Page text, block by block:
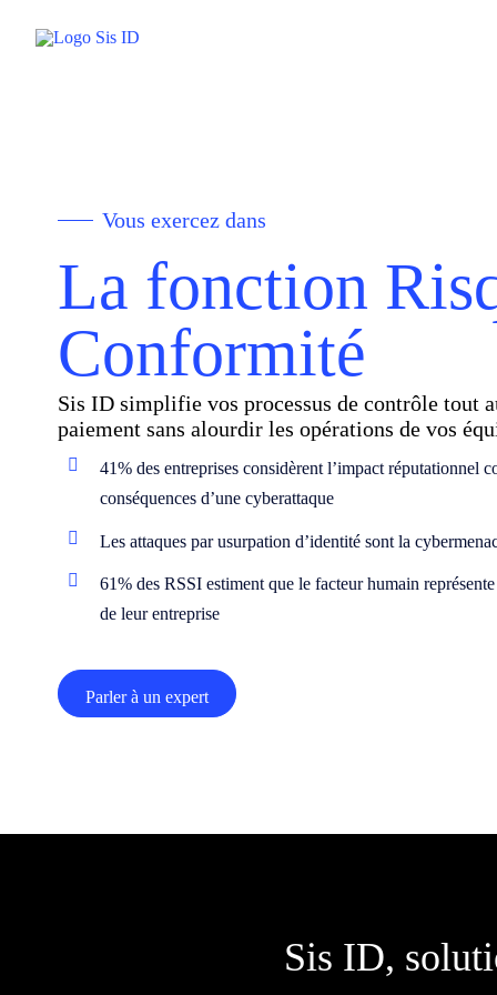
contenu
Vous exercez dans
La fonction
Conformité
Sis ID simplifie vos processus de contrôle tout
paiement sans alourdir les opérations de vos
41% des entreprises considèrent l’impact réputationnel
conséquences d’une cyberattaque
Les attaques par usurpation d’identité sont la
61% des RSSI estiment que le facteur humain
de leur entreprise
Parler à un expert
Sis ID,